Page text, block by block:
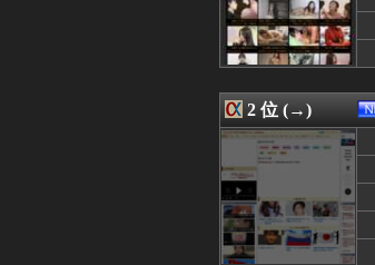
08/06 21:03
08/06 21:03
08/06 21:02
08/06 21:01
08/06 21:01
08/06 21:01
08/06 21:00
08/06 21:00
08/06 21:00
08/06 21:00
08/06 21:00
08/06 21:00
2 位 (→)